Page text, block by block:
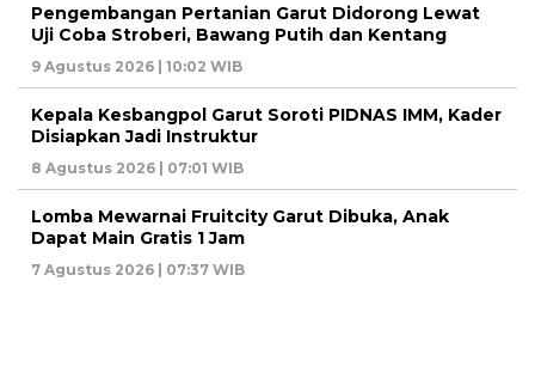
Pengembangan Pertanian Garut Didorong Lewat
Uji Coba Stroberi, Bawang Putih dan Kentang
9 Agustus 2026 | 10:02 WIB
Kepala Kesbangpol Garut Soroti PIDNAS IMM, Kader
Disiapkan Jadi Instruktur
8 Agustus 2026 | 07:01 WIB
Lomba Mewarnai Fruitcity Garut Dibuka, Anak
Dapat Main Gratis 1 Jam
7 Agustus 2026 | 07:37 WIB